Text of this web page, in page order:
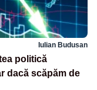
Iulian Budusan
politică
dacă scăpăm de